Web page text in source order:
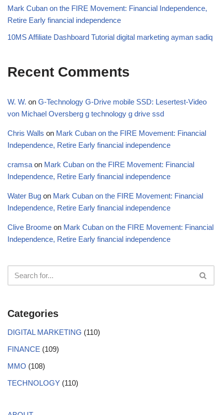
Mark Cuban on the FIRE Movement: Financial Independence,
Retire Early financial independence
10MS Affiliate Dashboard Tutorial digital marketing ayman sadiq
Recent Comments
W. W. on G-Technology G-Drive mobile SSD: Lesertest-Video
von Michael Oversberg g technology g drive ssd
Chris Walls on Mark Cuban on the FIRE Movement: Financial
Independence, Retire Early financial independence
cramsa on Mark Cuban on the FIRE Movement: Financial
Independence, Retire Early financial independence
Water Bug on Mark Cuban on the FIRE Movement: Financial
Independence, Retire Early financial independence
Clive Broome on Mark Cuban on the FIRE Movement: Financial
Independence, Retire Early financial independence
Categories
DIGITAL MARKETING (110)
FINANCE (109)
MMO (108)
TECHNOLOGY (110)